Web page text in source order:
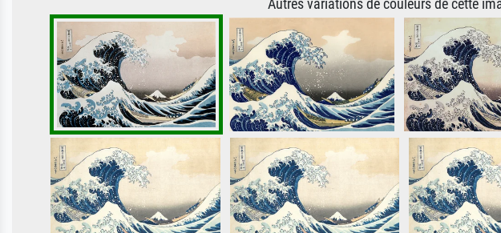
Autres variations de couleurs de cette